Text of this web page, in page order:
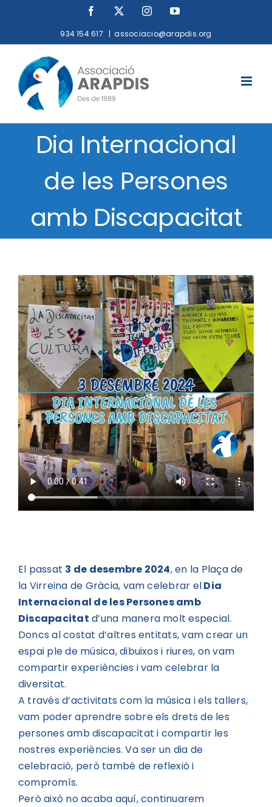
Facebook InstagramYouTube
934 154 617 | associacio@arapdis.org
Dia Internacional
de les Persones
amb Discapacitat
El passat 3 de desembre 2024, en la Plaça de
la Virreina de Gràcia, vam celebrar elDia
Internacional de les Persones amb
Discapacitat d’una manera molt especial.
Doncs al costat d’altres entitats, vam crear un
espai ple de música, dibuixos i riures, on vam
compartir experiències i vam celebrar la
diversitat.
A través d’activitats com la música i els tallers,
vam poder aprendre sobre els drets de les
persones amb discapacitat i compartir les
nostres experiències. Va ser un dia de
celebració, però també de reflexió i
compromís.
Però això no acaba aquí, continuarem